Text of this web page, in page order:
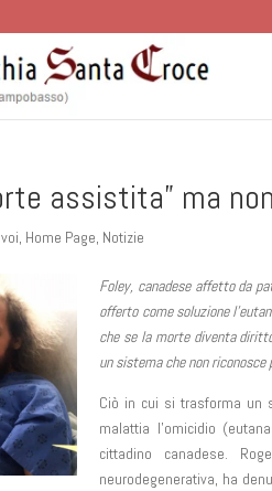
assistita” ma
, Home Page, Notizie
Foley, canadese affetto da
offerto come soluzione
che se la morte diventa
un sistema che non
Ciò in cui si trasforma un
malattia l’omicidio
cittadino canadese.
neurodegenerativa, ha